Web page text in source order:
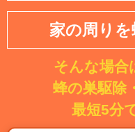
家の周りを
そんな場合
蜂の巣駆除
最短5分